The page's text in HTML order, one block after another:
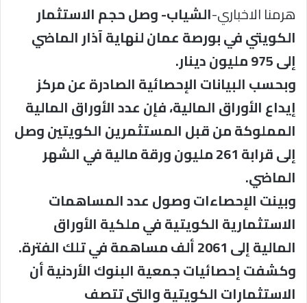
هرمنا الاخباري-الشياب- وصل حجم الاستثمار
الكويتي في بورصة عمان لنهاية آذار الماضي
إلى 975 مليون دينار.
وبحسب البيانات الإحصائية الصادرة عن مركز
إيداع الأوراق المالية، فإن عدد الأوراق المالية
المملوكة من قبل المستثمرين الكويتين وصل
إلى قرابة 261 مليون ورقة مالية في الشهر
الماضي.
وبينت الإحصاءات وصول عدد المساهمات
الاستثمارية الكويتية في ملكية الأوراق
المالية إلى 2061 ألف مساهمة في تلك الفترة.
وكشفت إحصائيات جمعية البنوك الأردنية أن
الاستثمارات الكويتية والتي تتصف